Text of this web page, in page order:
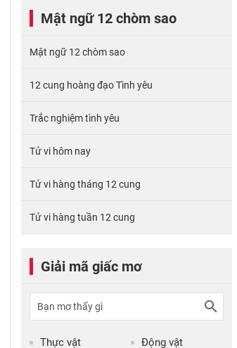
Mật ngữ 12 chòm sao
Mật ngữ 12 chòm sao
12 cung hoàng đạo Tình yêu
Trắc nghiệm tình yêu
Tử vi hôm nay
Tử vi hàng tháng 12 cung
Tử vi hàng tuần 12 cung
Giải mã giấc mơ
Thực vật Động vật